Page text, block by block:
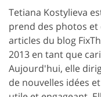
Tetiana Kostylieva
prend des photos
articles du blog
2013 en tant que
Aujourd'hui, elle
de nouvelles idées